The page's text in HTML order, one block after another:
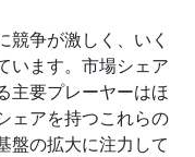
競争が激しく、いく
います。市場シェア
主要プレーヤーはほ
ェアを持つこれらの
盤の拡大に注力して